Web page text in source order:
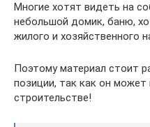
Многие хотят видеть на
небольшой домик, баню,
жилого и хозяйственного
Поэтому материал стоит
позиции, так как он может
строительстве!